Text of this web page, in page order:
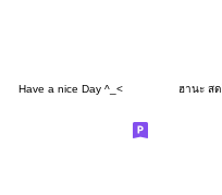
Have a nice Day ^_<